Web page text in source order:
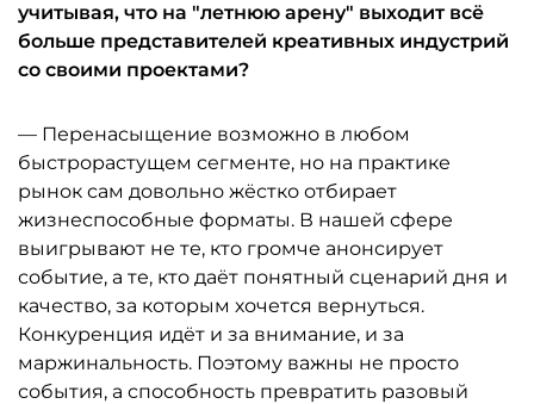
учитывая, что на "летнюю арену" выходит всё
больше представителей креативных индустрий
со своими проектами?
— Перенасыщение возможно в любом
быстрорастущем сегменте, но на практике
рынок сам довольно жёстко отбирает
жизнеспособные форматы. В нашей сфере
выигрывают не те, кто громче анонсирует
событие, а те, кто даёт понятный сценарий дня и
качество, за которым хочется вернуться.
Конкуренция идёт и за внимание, и за
маржинальность. Поэтому важны не просто
события, а способность превратить разовый